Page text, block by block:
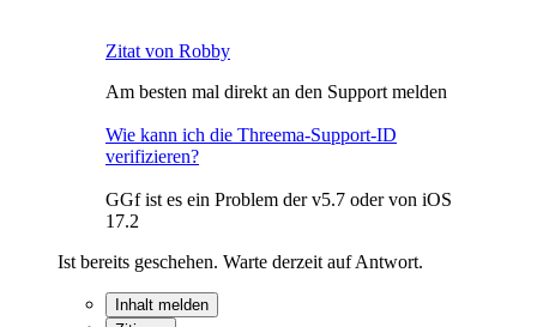
Zitat von Robby
Am besten mal direkt an den Support melden
Wie kann ich die Threema-Support-ID
verifizieren?
GGf ist es ein Problem der v5.7 oder von iOS
17.2
Ist bereits geschehen. Warte derzeit auf Antwort.
Inhalt melden